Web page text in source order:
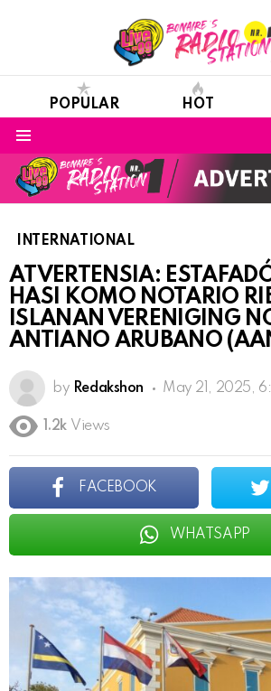
POPULAR HOT
INTERNATIONAL
ATVERTENSIA:
HASI KOMO NOTARIO
ISLANAN VERENIGING
ANTIANO ARUBANO
by Redakshon May 21, 2025,
1.2k Views
FACEBOOK
WHATSAPP